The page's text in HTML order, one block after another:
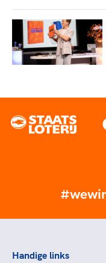
Handige links